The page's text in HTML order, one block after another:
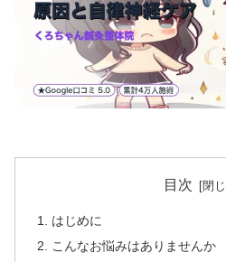
目次
はじめに
こんなお悩みはありませんか